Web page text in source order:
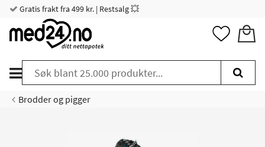
Gratis frakt fra 499 kr. | Restsalg 💥
Brodder og pigger